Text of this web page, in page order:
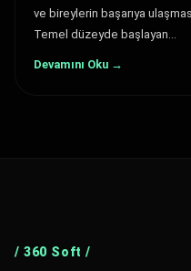
ve bireylerin başarıya
Temel düzeyde başlayan…
Devamını Oku →
/ 360 Soft /